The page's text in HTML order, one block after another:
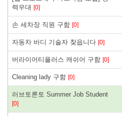
력우대 [0]
손 세차장 직원 구함 [0]
자동차 바디 기술자 찾읍니다 [0]
버라이어티플러스 캐쉬어 구함 [0]
Cleaning lady 구함 [0]
러브토론토 Summer Job Student
[0]